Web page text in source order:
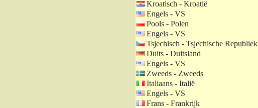
Kroatisch - Kroatië
Engels - VS
Pools - Polen
Engels - VS
Tsjechisch - Tsjechische Republiek
Duits - Duitsland
Engels - VS
Zweeds - Zweeds
Italiaans - Italië
Engels - VS
Frans - Frankrijk